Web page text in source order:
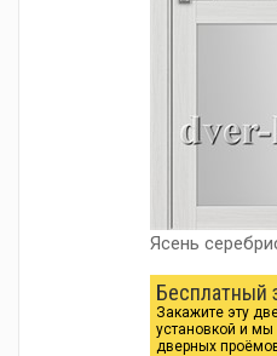
Ясень
Бесплатный
Закажите эту
установкой и
дверных